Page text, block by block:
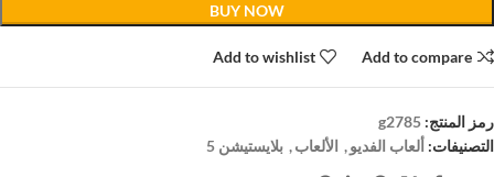
BUY NOW
Add to compare
Add to wishlist
رمز المنتج: g2785
التصنيفات: ألعاب الفديو, الألعاب, بلايستيشن 5